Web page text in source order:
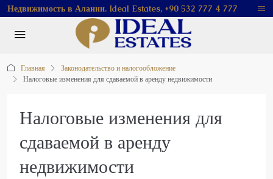
Недвижимость в Алании. Ideal Estates, +90 532 777 4 777
Главная
Законодательство и налогообложение
Налоговые изменения для сдаваемой в аренду недвижимости
Налоговые изменения для
сдаваемой в аренду
недвижимости